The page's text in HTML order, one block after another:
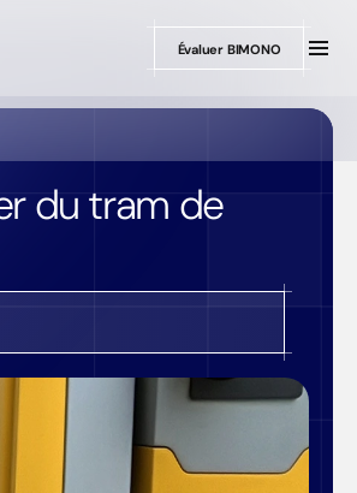
Évaluer BIMONO
du tram de